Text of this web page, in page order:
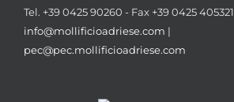
Tel. +39 0425 90260 - Fax +39 0425 405321
info@mollificioadriese.com |
pec@pec.mollificioadriese.com